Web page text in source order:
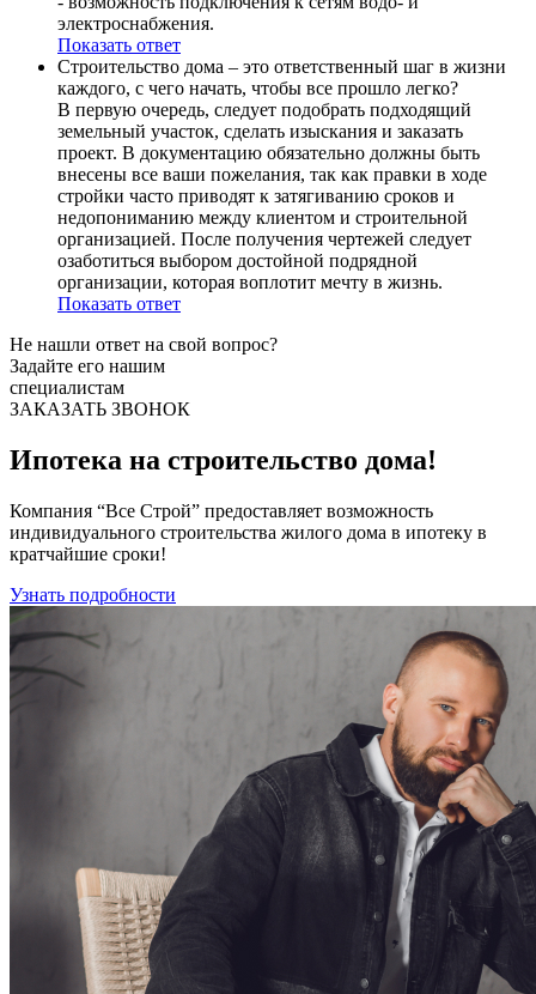
электроснабжения.
Показать ответ
Строительство дома – это ответственный шаг в жизни
каждого, с чего начать, чтобы все прошло легко?
В первую очередь, следует подобрать подходящий
земельный участок, сделать изыскания и заказать
проект. В документацию обязательно должны быть
внесены все ваши пожелания, так как правки в ходе
стройки часто приводят к затягиванию сроков и
недопониманию между клиентом и строительной
организацией. После получения чертежей следует
озаботиться выбором достойной подрядной
организации, которая воплотит мечту в жизнь.
Показать ответ
Не нашли ответ на свой вопрос?
Задайте его нашим
специалистам
ЗАКАЗАТЬ ЗВОНОК
Ипотека на строительство дома!
Компания “Все Строй” предоставляет возможность
индивидуального строительства жилого дома в ипотеку в
кратчайшие сроки!
Узнать подробности